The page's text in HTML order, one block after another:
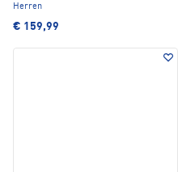
Herren
€ 159,99